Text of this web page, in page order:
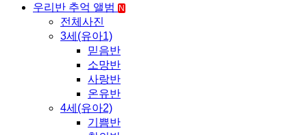
우리반 추억 앨범
N
전체사진
3세(유아1)
믿음반
소망반
사랑반
온유반
4세(유아2)
기쁨반